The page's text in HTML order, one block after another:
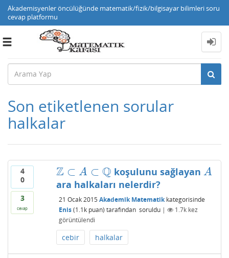
Akademisyenler öncülüğünde matematik/fizik/bilgisayar bilimleri soru
cevap platformu
Toggle
Son etiketlenen sorular
halkalar
4
0
3
cevap
Z ⊂ A ⊂ Q
Z⊂A⊂Q koşulunu sağlayan A
A
ara halkaları nelerdir?
21 Ocak 2015 Akademik Matematikkategorisinde
Enis (1.1kpuan) tarafından soruldu | 1.7kkez
görüntülendi
cebir halkalar